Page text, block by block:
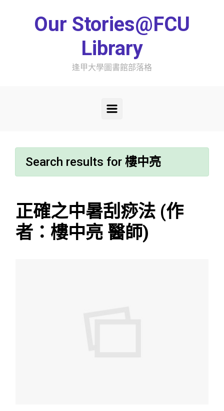
Our Stories@FCU
Library
逢甲大學圖書館部落格
Search results for 樓中亮
正確之中暑刮痧法 (作
者：樓中亮 醫師)